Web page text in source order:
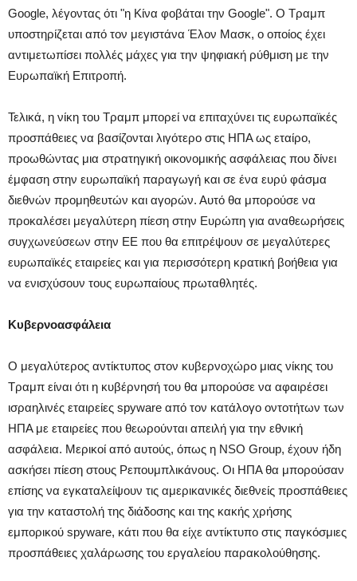
Google, λέγοντας ότι "η Κίνα φοβάται την Google". Ο Τραμπ
υποστηρίζεται από τον μεγιστάνα Έλον Μασκ, ο οποίος έχει
αντιμετωπίσει πολλές μάχες για την ψηφιακή ρύθμιση με την
Ευρωπαϊκή Επιτροπή.
Τελικά, η νίκη του Τραμπ μπορεί να επιταχύνει τις ευρωπαϊκές
προσπάθειες να βασίζονται λιγότερο στις ΗΠΑ ως εταίρο,
προωθώντας μια στρατηγική οικονομικής ασφάλειας που δίνει
έμφαση στην ευρωπαϊκή παραγωγή και σε ένα ευρύ φάσμα
διεθνών προμηθευτών και αγορών. Αυτό θα μπορούσε να
προκαλέσει μεγαλύτερη πίεση στην Ευρώπη για αναθεωρήσεις
συγχωνεύσεων στην ΕΕ που θα επιτρέψουν σε μεγαλύτερες
ευρωπαϊκές εταιρείες και για περισσότερη κρατική βοήθεια για
να ενισχύσουν τους ευρωπαίους πρωταθλητές.
Κυβερνοασφάλεια
Ο μεγαλύτερος αντίκτυπος στον κυβερνοχώρο μιας νίκης του
Τραμπ είναι ότι η κυβέρνησή του θα μπορούσε να αφαιρέσει
ισραηλινές εταιρείες spyware από τον κατάλογο οντοτήτων των
ΗΠΑ με εταιρείες που θεωρούνται απειλή για την εθνική
ασφάλεια. Μερικοί από αυτούς, όπως η NSO Group, έχουν ήδη
ασκήσει πίεση στους Ρεπουμπλικάνους. Οι ΗΠΑ θα μπορούσαν
επίσης να εγκαταλείψουν τις αμερικανικές διεθνείς προσπάθειες
για την καταστολή της διάδοσης και της κακής χρήσης
εμπορικού spyware, κάτι που θα είχε αντίκτυπο στις παγκόσμιες
προσπάθειες χαλάρωσης του εργαλείου παρακολούθησης.